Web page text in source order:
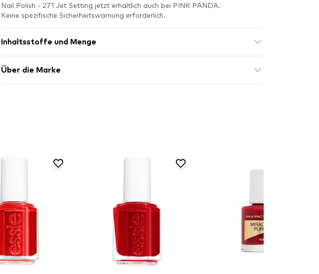
Nail Polish - 271 Jet Setting jetzt erhältlich auch bei PINK PANDA.
Keine spezifische Sicherheitswarnung erforderlich.
Inhaltsstoffe und Menge
Über die Marke